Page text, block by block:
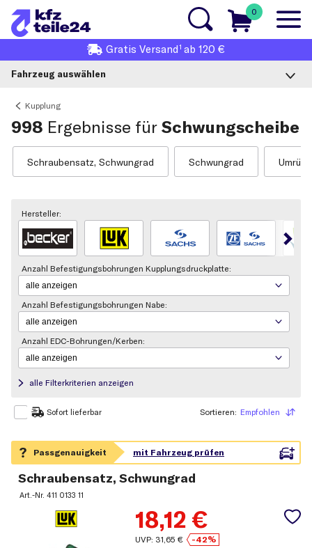
0
Gratis Versand1 ab 120 €
Fahrzeug auswählen
Kupplung
998 Ergebnisse für Schwungscheibe
Schraubensatz, Schwungrad Schwungrad
Hersteller:
Anzahl Befestigungsbohrungen Kupplungsdruckplatte:
Anzahl Befestigungsbohrungen Nabe:
Anzahl EDC-Bohrungen/Kerben:
alle Filterkriterien anzeigen
Sofort lieferbar Empfohlen
Sortieren
Schraubensatz, Schwungrad
Art.-Nr.411 0133 11
18,12 €
UVP: 31,65 €
-42%